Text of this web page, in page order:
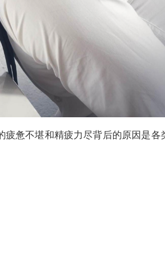
疲惫不堪和精疲力尽背后的原因是各